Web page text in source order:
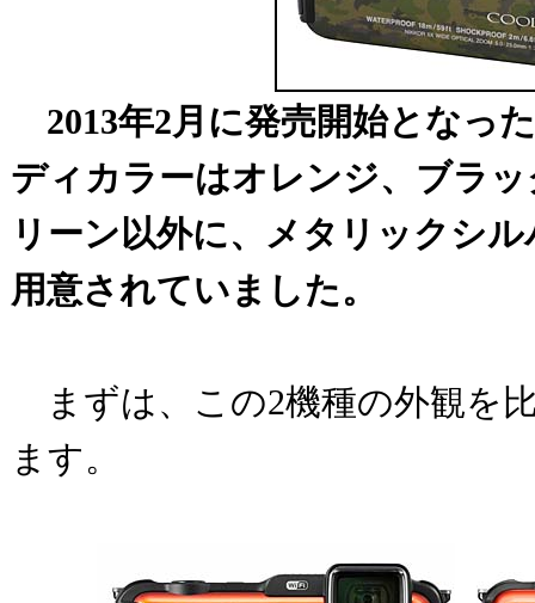
2013年2月に発売開始となっ
ディカラーはオレンジ、ブラ
リーン以外に、メタリックシ
用意されていました。
まずは、この2機種の外観を
ます。